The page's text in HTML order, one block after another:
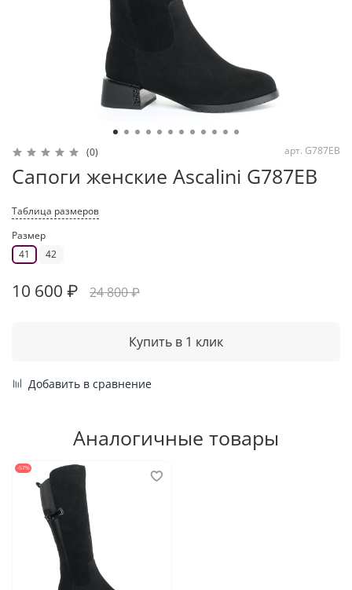
(0) арт. G787EB
Сапоги женские Ascalini G787EB
Таблица размеров
Размер
41
42
10 600 ₽ 24 800 ₽
Купить в 1 клик
Добавить в сравнение
Аналогичные товары
-57%